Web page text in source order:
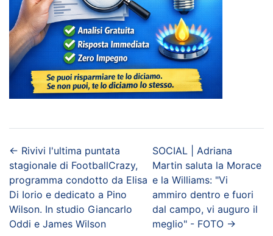
← Rivivi l'ultima puntata
stagionale di FootballCrazy,
programma condotto da Elisa
Di Iorio e dedicato a Pino
Wilson. In studio Giancarlo
Oddi e James Wilson
SOCIAL | Adriana
Martin saluta la Morace
e la Williams: "Vi
ammiro dentro e fuori
dal campo, vi auguro il
meglio" - FOTO→